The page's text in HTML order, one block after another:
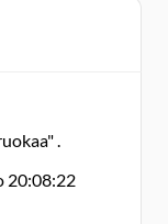
.
20:08:22